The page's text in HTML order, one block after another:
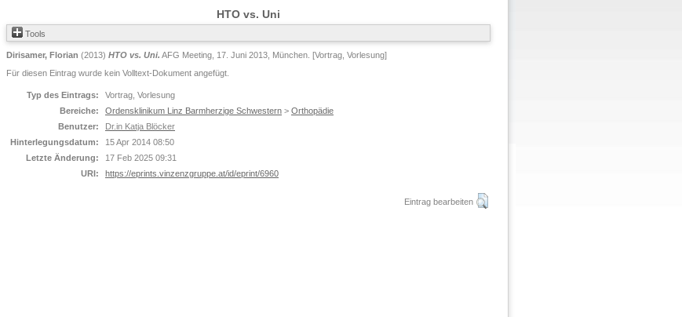
HTO vs. Uni
Tools
Dirisamer, Florian (2013) HTO vs. Uni. AFG Meeting, 17. Juni 2013, München. [Vortrag, Vorlesung]
Für diesen Eintrag wurde kein Volltext-Dokument angefügt.
Typ des Eintrags:
Vortrag, Vorlesung
Bereiche:
Ordensklinikum Linz Barmherzige Schwestern > Orthopädie
Benutzer:
Dr.in Katja Blöcker
Hinterlegungsdatum:
15 Apr 2014 08:50
Letzte Änderung:
17 Feb 2025 09:31
URI:
https://eprints.vinzenzgruppe.at/id/eprint/6960
Eintrag bearbeiten